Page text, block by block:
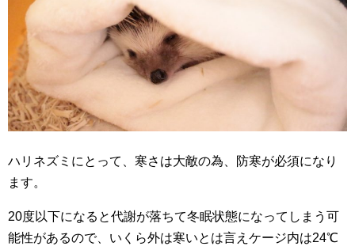
ハリネズミにとって、寒さは大敵の為、防寒が必須になり
ます。
20度以下になると代謝が落ちて冬眠状態になってしまう可
能性があるので、いくら外は寒いとは言えケージ内は24℃